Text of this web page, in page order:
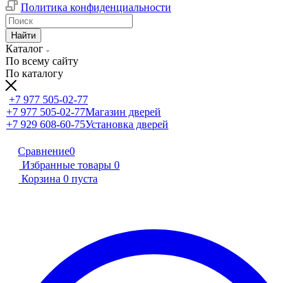
Политика конфиденциальности
Найти
Каталог
По всему сайту
По каталогу
+7 977 505-02-77
+7 977 505-02-77Магазин дверей
+7 929 608-60-75Установка дверей
Сравнение0
Избранные товары 0
Корзина 0 пуста